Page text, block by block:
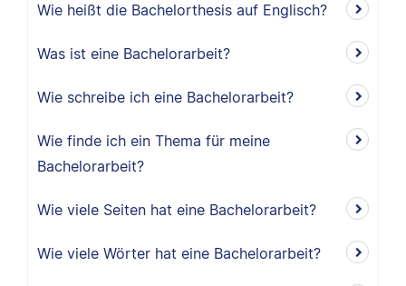
Wie heißt die Bachelorthesis auf Englisch?
Was ist eine Bachelorarbeit?
Wie schreibe ich eine Bachelorarbeit?
Wie finde ich ein Thema für meine
Bachelorarbeit?
Wie viele Seiten hat eine Bachelorarbeit?
Wie viele Wörter hat eine Bachelorarbeit?